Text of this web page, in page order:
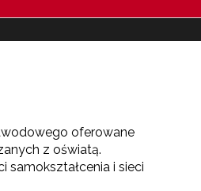
oferowane
z oświatą.
samokształcenia i sieci